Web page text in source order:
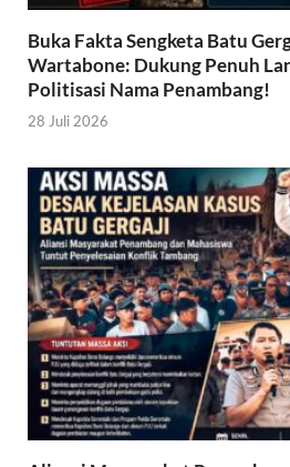
Buka Fakta Sengketa Batu
Wartabone: Dukung Penuh
Politisasi Nama Penambang!
28 Juli 2026